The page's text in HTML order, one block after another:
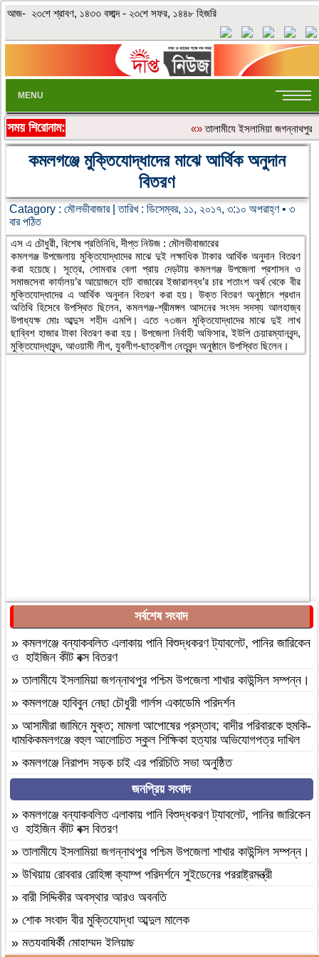
আজ- ২৩শে শ্রাবণ, ১৪৩৩ বঙ্গাব্দ - ২৩শে সফর, ১৪৪৮ হিজরি
MENU
সময় শিরোনাম: «»‎তালামীযে ইসলামিয়া জগন্নাথপুর
কমলগঞ্জে মুক্তিযোদ্ধাদের মাঝে আর্থিক অনুদান
বিতরণ
Catagory : মৌলভীবাজার| তারিখ : ডিসেম্বর, ১১, ২০১৭, ৩:১০ অপরাহ্ণ • ৩
বার পঠিত
এস এ চৌধুরী, বিশেষ প্রতিনিধি, দীপ্ত নিউজ : মৌলভীবাজারের
কমলগঞ্জ উপজেলায় মুক্তিযোদ্ধাদের মাঝে দুই লক্ষাধিক টাকার আর্থিক অনুদান বিতরণ
করা হয়েছে। সূত্রে, সোমবার বেলা প্রায় দেড়টায় কমলগঞ্জ উপজেলা প্রশাসন ও
সমাজসেবা কার্যালয়’র আয়োজনে হাট বাজারের ইজারালব্ধ’র চার শতাংশ অর্থ থেকে বীর
মুক্তিযোদ্ধাদের এ আর্থিক অনুদান বিতরণ করা হয়। উক্ত বিতরণ অনুষ্ঠানে প্রধান
অতিথি হিসেবে উপস্থিত ছিলেন, কমলগঞ্জ-শ্রীমঙ্গল আসনের সংসদ সদস্য আলহাজ্ব
উপাধ্যক্ষ মোঃ আব্দুস শহীদ এমপি। এতে ৭৩জন মুক্তিযোদ্ধাদের মাঝে দুই লাখ
ছাব্বিশ হাজার টাকা বিতরণ করা হয়। উপজেলা নির্বাহী অফিসার, ইউপি চেয়ারম্যানবৃন্দ,
মুক্তিযোদ্ধাবৃন্দ, আওয়ামী লীগ, যুবলীগ-ছাত্রলীগ নেতৃবৃন্দ অনুষ্ঠানে উপস্থিত ছিলেন।
সর্বশেষ সংবাদ
» কমলগঞ্জে বন্যাকবলিত এলাকায় পানি বিশুদ্ধকরণ ট্যাবলেট, পানির জারিকেন
ও হাইজিন কীট বক্স বিতরণ
»‎তালামীযে ইসলামিয়া জগন্নাথপুর পশ্চিম উপজেলা শাখার কাউন্সিল সম্পন্ন।
» কমলগঞ্জে হাবিবুন নেছা চৌধুরী গার্লস একাডেমি পরিদর্শন
» আসামীরা জামিনে মুক্ত; মামলা আপোষের প্রস্তাব; বাদীর পরিবারকে হুমকি-
ধামকিকমলগঞ্জে বহুল আলোচিত স্কুল শিক্ষিকা হত্যার অভিযোগপত্র দাখিল
» কমলগঞ্জে নিরাপদ সড়ক চাই এর পরিচিতি সভা অনুষ্ঠিত
শোক সংবাদ॥ রসমোহন সিংহ ॥
ফ্যাসিবাদবিরোধী সমন্বিত শক্তির ফল জুলাই আন্দোলন: রেদোয়ান মাজহারি
» বগুড়া আদমদীঘিতে হিন্দু গৃহবধূকে শ্লীলতাহানির চেষ্টার অভিযোগে
গ্রেপ্তার-১
দশ বছ‌রে গ্রামীণ‌ফো‌সের মাইজিপি অ্যাপ
বগুড়া আদমদীঘিতে বাসা বাড়ীতে দুঃসাহসিক চুরি সংঘটিত
দুপচাঁচিয়া ট্রেনে কাটা পড়ে যুবকের মৃত্যু
চারপাশে সবকিছু আগের মতোই আছে, শুধু তোমরাই নেই”—উলুয়াইল
মাদ্রাসায় আলিম পরীক্ষার্থী ২০২৬ এর অশ্রুসিক্ত বিদায়।
জনপ্রিয় সংবাদ
» কমলগঞ্জে বন্যাকবলিত এলাকায় পানি বিশুদ্ধকরণ ট্যাবলেট, পানির জারিকেন
ও হাইজিন কীট বক্স বিতরণ
»‎তালামীযে ইসলামিয়া জগন্নাথপুর পশ্চিম উপজেলা শাখার কাউন্সিল সম্পন্ন।
» উখিয়ায় রোববার রোহিঙ্গা ক্যাম্প পরিদর্শনে সুইডেনের পররাষ্ট্রমন্ত্রী
» বারী সিদ্দিকীর অবস্থার আরও অবনতি
» শোক সংবাদ বীর মুক্তিযোদ্ধা আব্দুল মালেক
» মৃত্যুবাষির্কী মোহাম্মদ ইলিয়াছ